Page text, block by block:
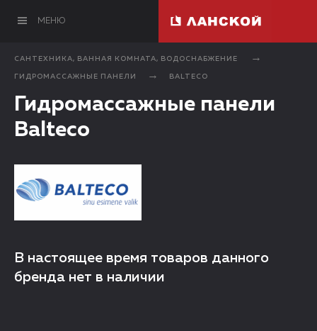
МЕНЮ
САНТЕХНИКА, ВАННАЯ КОМНАТА, ВОДОСНАБЖЕНИЕ
ГИДРОМАССАЖНЫЕ ПАНЕЛИ BALTECO
Гидромассажные панели
Balteco
В настоящее время товаров данного
бренда нет в наличии